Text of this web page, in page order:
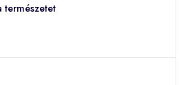
természetet